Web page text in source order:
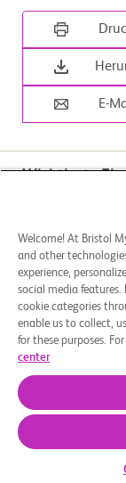
E-
Wichtigste
– Diagnose eines nicht-kleinzelligen Lungenkarzinoms (NSCLC) der
Phase IV
EGFR)-
oder Veränderungen der anaplastische Lymphom-Kinase
(Anaplastic
zugelassenen
– Entscheidung
Nivolumab plus
mit zwei Zyklen Chemotherapie zur Behandlung des NSCLC gemäß
der deutschen
Studienarme
Kohorte 1
Welcome! At Bristol
and other
experience,
social media features.
cookie categories
enable us to collect,
for these purposes.
center